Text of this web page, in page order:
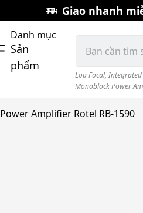
Giao nhanh
Danh mục
Sản
phẩm
kiếm:
Loa Focal,
Monoblock Power
Power Amplifier Rotel RB-1590